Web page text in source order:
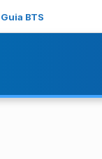
Guia BTS